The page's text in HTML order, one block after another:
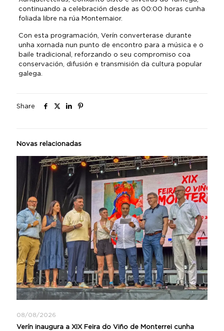
continuando a celebración desde as 00:00 horas cunha
foliada libre na rúa Montemaior.
Con esta programación, Verín converterase durante
unha xornada nun punto de encontro para a música e o
baile tradicional, reforzando o seu compromiso coa
conservación, difusión e transmisión da cultura popular
galega.
Share
Novas relacionadas
08/08/2026
Verín inaugura a XIX Feira do Viño de Monterrei cunha